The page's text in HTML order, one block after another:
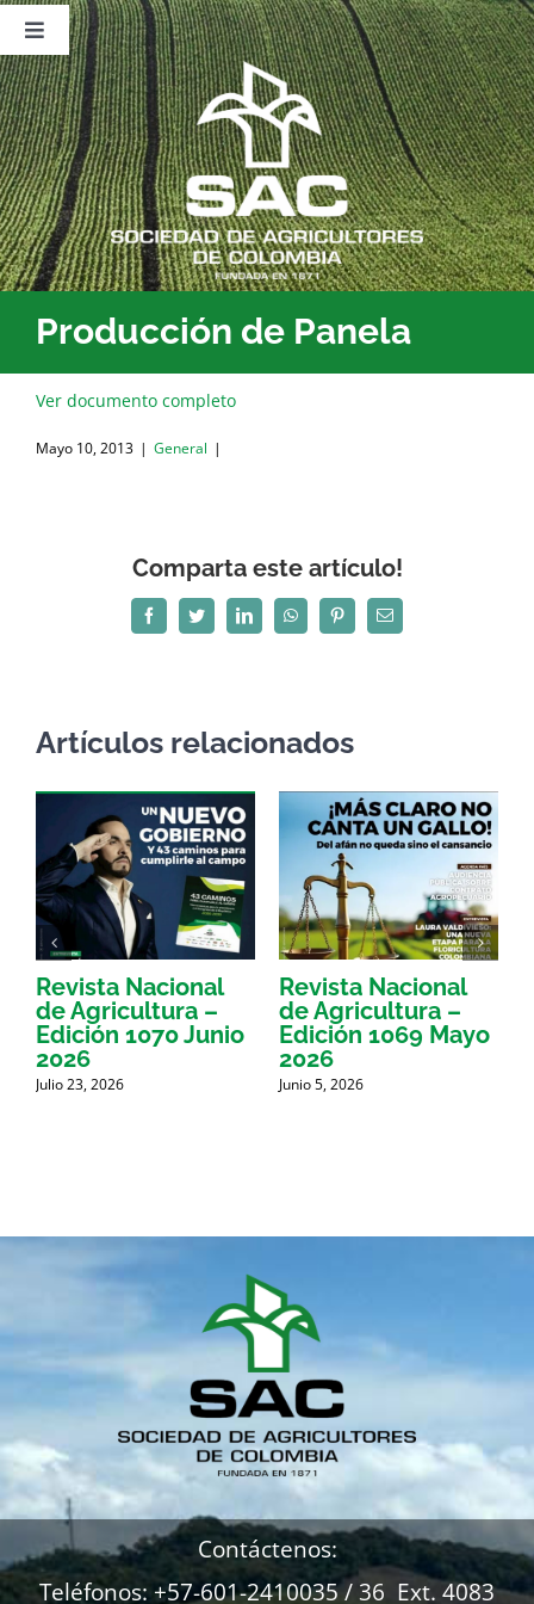
Saltar
contenido
Toggle
Navigation
Nosotros
Publicaciones
Sala de Prensa
Eventos
Producción de Panela
Ver documento completo
Mayo 10, 2013 | General |
Comparta este artículo!
FacebookTwitterLinkedInWhatsAppPinterestCorreo
electrónico
Artículos relacionados
Revista Nacional
de Agricultura –
Edición 1070 Junio
2026
Julio 23, 2026
Revista Nacional
de Agricultura –
Edición 1069 Mayo
2026
Junio 5, 2026
Contáctenos:
Teléfonos: +57-601-2410035 / 36 Ext. 4083